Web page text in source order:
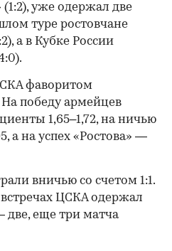
(1:2), уже одержал две
туре ростовчане
а в Кубке России
фаворитом
победу армейцев
1,65–1,72, на ничью
а на успех «Ростова» —
вничью со счетом 1:1.
ЦСКА одержал
две, еще три матча